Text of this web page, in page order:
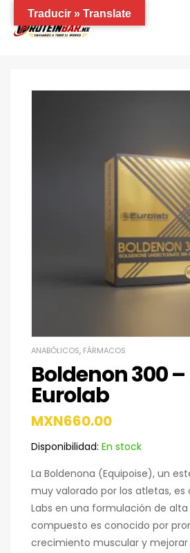
ANABÓLICOS, FÁRMACOS
Boldenon 300 –
Eurolab
MXN660.00
Disponibilidad: En stock
La Boldenona (Equipoise), un
muy valorado por los atletas, es
Labs en una formulación de alta
compuesto es conocido por
crecimiento muscular y mejorar
Traducir » Translate